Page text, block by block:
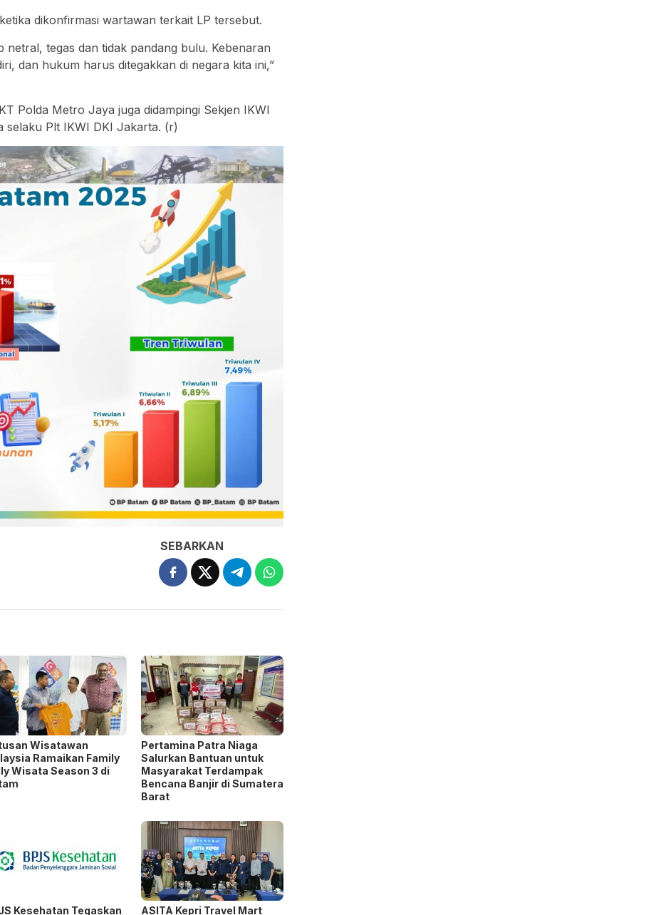
dikonfirmasi wartawan terkait LP tersebut.
netral, tegas dan tidak pandang bulu. Kebenaran
dan hukum harus ditegakkan di negara kita ini,”
Polda Metro Jaya juga didampingi Sekjen IKWI
selaku Plt IKWI DKI Jakarta. (r)
SEBARKAN
Wisatawan
Ramaikan Family
Wisata Season 3 di
Pertamina Patra Niaga
Salurkan Bantuan untuk
Masyarakat Terdampak
Bencana Banjir di Sumatera
Barat
Kesehatan Tegaskan ASITA Kepri Travel Mart